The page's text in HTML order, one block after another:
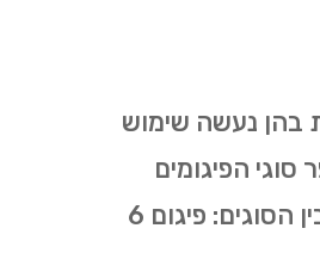
בהן נעשה שימוש
הפיגומים
המוצעים להשכרה. בין הסוגים: פיגום 6